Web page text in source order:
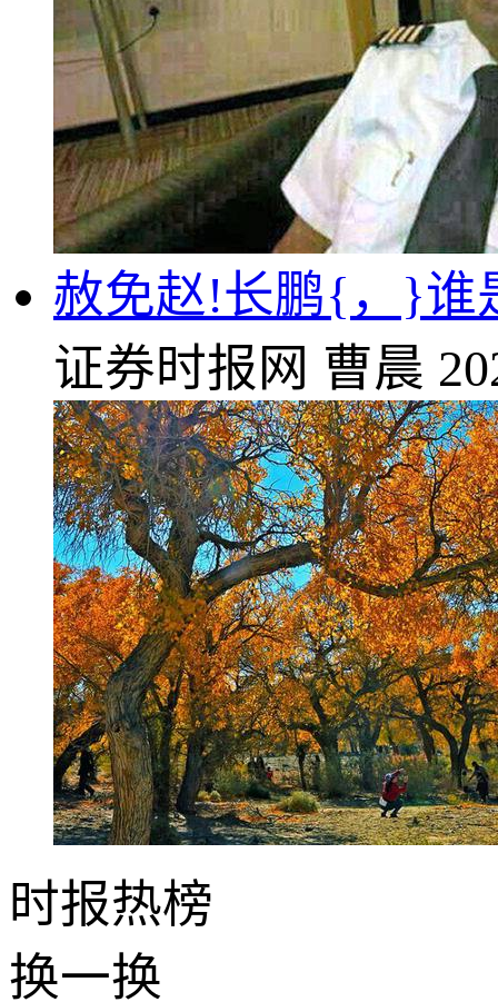
赦免赵!长鹏{，}谁
证券时报网 曹晨
时报热榜
换一换